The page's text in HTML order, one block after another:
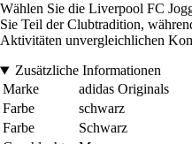
Wählen Sie die Liverpool FC
Sie Teil der Clubtradition,
Aktivitäten unvergleichlichen
Zusätzliche Informationen
Marke
adidas Originals
Farbe
schwarz
Farbe
Schwarz